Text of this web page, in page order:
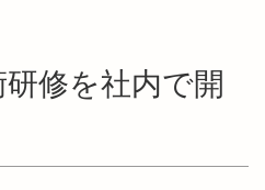
修を社内で開